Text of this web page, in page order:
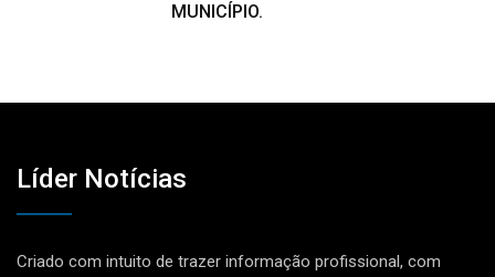
MUNICÍPIO.
Líder Notícias
Criado com intuito de trazer informação profissional, com